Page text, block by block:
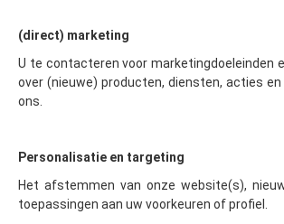
(direct) marketing
U te contacteren voor marketingdoeleinden
over (nieuwe) producten, diensten, acties en
ons.
Personalisatie en targeting
Het afstemmen van onze website(s),
toepassingen aan uw voorkeuren of profiel.